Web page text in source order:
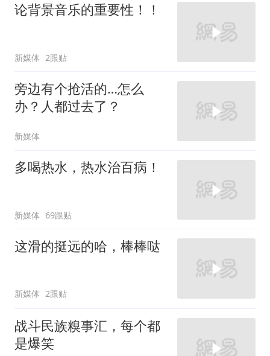
论背景音乐的重要性！！
新媒体 2跟贴
旁边有个抢活的…怎么
办？人都过去了？
新媒体
多喝热水，热水治百病！
新媒体 69跟贴
这滑的挺远的哈，棒棒哒
新媒体 2跟贴
战斗民族糗事汇，每个都
是爆笑